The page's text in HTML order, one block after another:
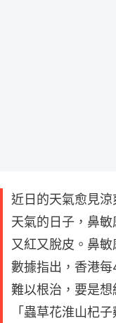
近日的天氣愈見
天氣的日子，鼻
又紅又脫皮。鼻
數據指出，香港
難以根治，要是
「蟲草花淮山杞子